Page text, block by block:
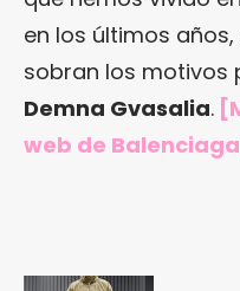
en los últimos
sobran los motivos
Demna Gvasalia.
web de Balenciaga